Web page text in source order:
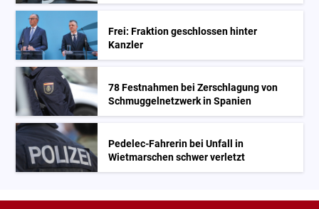
Frei: Fraktion geschlossen hinter
Kanzler
78 Festnahmen bei Zerschlagung von
Schmuggelnetzwerk in Spanien
Pedelec-Fahrerin bei Unfall in
Wietmarschen schwer verletzt